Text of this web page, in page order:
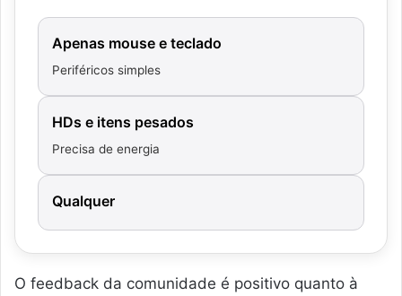
Apenas mouse e teclado
Periféricos simples
HDs e itens pesados
Precisa de energia
Qualquer
O feedback da comunidade é positivo quanto à